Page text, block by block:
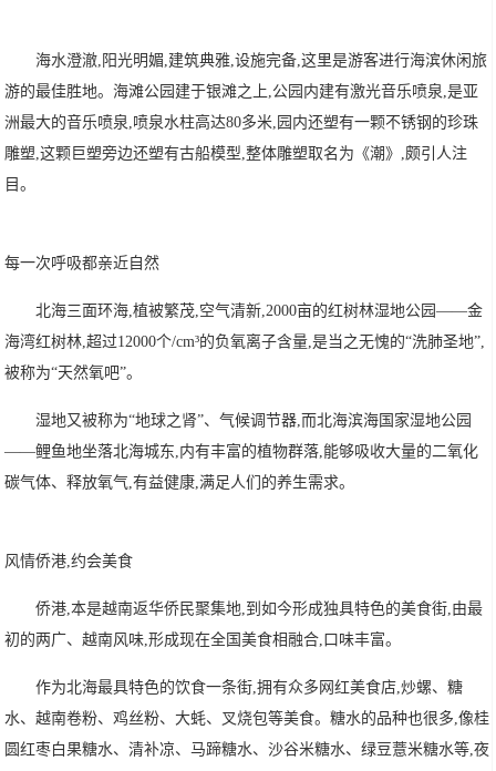
海水澄澈,阳光明媚,建筑典雅,设施完备,这里是游客进行海滨休闲旅
游的最佳胜地。海滩公园建于银滩之上,公园内建有激光音乐喷泉,是亚
洲最大的音乐喷泉,喷泉水柱高达80多米,园内还塑有一颗不锈钢的珍珠
雕塑,这颗巨塑旁边还塑有古船模型,整体雕塑取名为《潮》,颇引人注
目。
每一次呼吸都亲近自然
北海三面环海,植被繁茂,空气清新,2000亩的红树林湿地公园——金
海湾红树林,超过12000个/cm³的负氧离子含量,是当之无愧的“洗肺圣地”,
被称为“天然氧吧”。
湿地又被称为“地球之肾”、气候调节器,而北海滨海国家湿地公园
——鲤鱼地坐落北海城东,内有丰富的植物群落,能够吸收大量的二氧化
碳气体、释放氧气,有益健康,满足人们的养生需求。
风情侨港,约会美食
侨港,本是越南返华侨民聚集地,到如今形成独具特色的美食街,由最
初的两广、越南风味,形成现在全国美食相融合,口味丰富。
作为北海最具特色的饮食一条街,拥有众多网红美食店,炒螺、糖
水、越南卷粉、鸡丝粉、大蚝、叉烧包等美食。糖水的品种也很多,像桂
圆红枣白果糖水、清补凉、马蹄糖水、沙谷米糖水、绿豆薏米糖水等,夜